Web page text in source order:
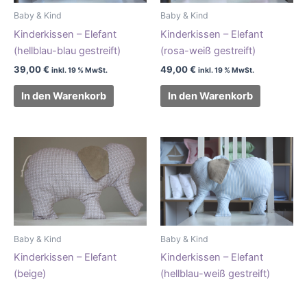
Baby & Kind
Kinderkissen – Elefant
(hellblau-blau gestreift)
39,00€ inkl. 19 % MwSt.
In den Warenkorb
Baby & Kind
Kinderkissen – Elefant
(rosa-weiß gestreift)
49,00€ inkl. 19 % MwSt.
In den Warenkorb
Baby & Kind
Kinderkissen – Elefant
(beige)
Baby & Kind
Kinderkissen – Elefant
(hellblau-weiß gestreift)